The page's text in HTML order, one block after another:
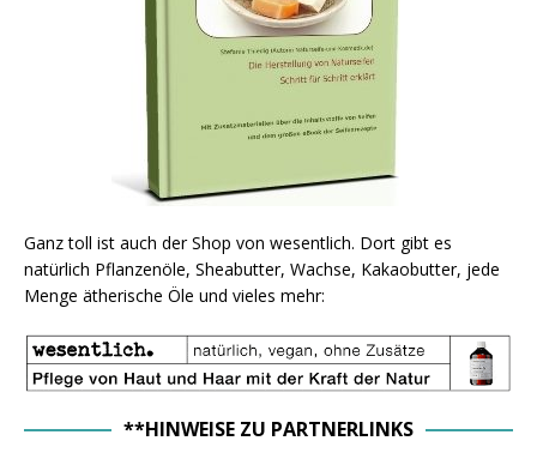
Ganz toll ist auch der Shop von wesentlich. Dort gibt es
natürlich Pflanzenöle, Sheabutter, Wachse, Kakaobutter, jede
Menge ätherische Öle und vieles mehr:
**HINWEISE ZU PARTNERLINKS